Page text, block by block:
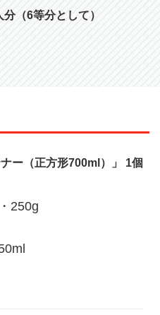
（6等分として）
ー（正方形700ml）」 1個
250g